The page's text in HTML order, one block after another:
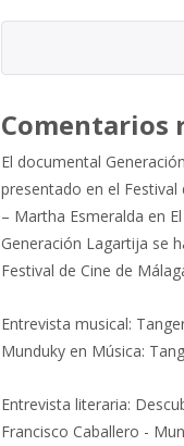
Comentarios
El documental
presentado en el Festival
– Martha Esmeralda en
Generación Lagartija se
Festival de Cine de
Entrevista musical:
Munduky en Música:
Entrevista literaria:
Francisco Caballero -